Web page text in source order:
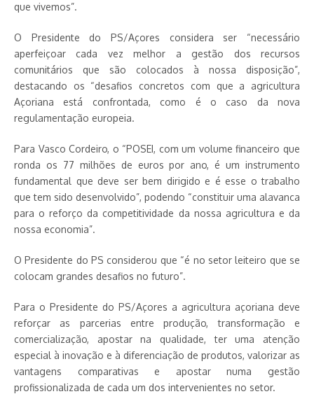
que vivemos”.
O Presidente do PS/Açores considera ser “necessário
aperfeiçoar cada vez melhor a gestão dos recursos
comunitários que são colocados à nossa disposição”,
destacando os “desafios concretos com que a agricultura
Açoriana está confrontada, como é o caso da nova
regulamentação europeia.
Para Vasco Cordeiro, o “POSEI, com um volume financeiro que
ronda os 77 milhões de euros por ano, é um instrumento
fundamental que deve ser bem dirigido e é esse o trabalho
que tem sido desenvolvido”, podendo “constituir uma alavanca
para o reforço da competitividade da nossa agricultura e da
nossa economia”.
O Presidente do PS considerou que “é no setor leiteiro que se
colocam grandes desafios no futuro”.
Para o Presidente do PS/Açores a agricultura açoriana deve
reforçar as parcerias entre produção, transformação e
comercialização, apostar na qualidade, ter uma atenção
especial à inovação e à diferenciação de produtos, valorizar as
vantagens comparativas e apostar numa gestão
profissionalizada de cada um dos intervenientes no setor.